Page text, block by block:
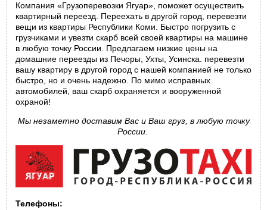
Компания «Грузоперевозки Ягуар», поможет осуществить
квартирный переезд. Переехать в другой город, перевезти
вещи из квартиры Республики Коми. Быстро погрузить с
грузчиками и увезти скарб всей своей квартиры на машине
в любую точку России. Предлагаем низкие цены на
домашние переезды из Печоры, Ухты, Усинска. перевезти
вашу квартиру в другой город с нашей компанией не только
быстро, но и очень надежно. По мимо исправных
автомобилей, ваш скарб охраняется и вооруженной
охраной!
Мы незаметно доставим Вас и Ваш груз, в любую точку
России.
Телефоны: